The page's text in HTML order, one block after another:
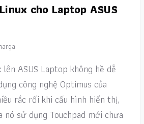
cho Laptop ASUS
ASUS Laptop không hề dễ
công nghệ Optimus của
rắc rối khi cấu hình hiển thị,
nó sử dụng Touchpad mới chưa